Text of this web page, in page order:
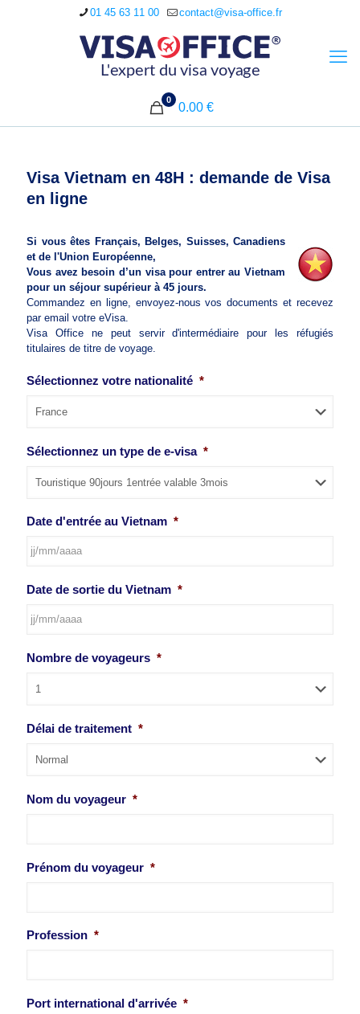
01 45 63 11 00 contact@visa-office.fr
0
0.00 €
Visa Vietnam en 48H : demande de Visa
en ligne
Si vous êtes Français, Belges, Suisses, Canadiens
et de l'Union Européenne,
Vous avez besoin d’un visa pour entrer au Vietnam
pour un séjour supérieur à 45 jours.
Commandez en ligne, envoyez-nous vos documents et recevez
par email votre eVisa.
Visa Office ne peut servir d'intermédiaire pour les réfugiés
titulaires de titre de voyage.
Sélectionnez votre nationalité *
Sélectionnez un type de e-visa *
Date d'entrée au Vietnam *
slash
MM
slash
Date de sortie du Vietnam *
slash
slash
Nombre de voyageurs *
Délai de traitement *
Nom du voyageur *
Prénom du voyageur *
Profession *
Port international d'arrivée *